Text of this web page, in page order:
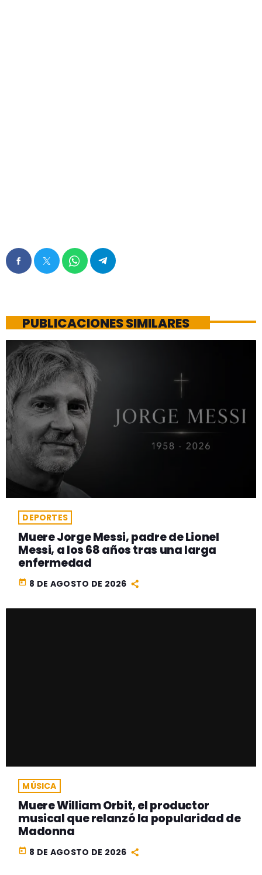
PUBLICACIONES SIMILARES
DEPORTES
Muere Jorge Messi, padre de Lionel
Messi, a los 68 años tras una larga
enfermedad
today 8 DE AGOSTO DE 2026
MÚSICA
Muere William Orbit, el productor
musical que relanzó la popularidad de
Madonna
today 8 DE AGOSTO DE 2026